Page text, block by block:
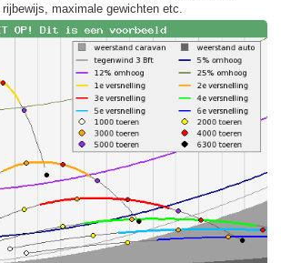
maximale gewichten etc.